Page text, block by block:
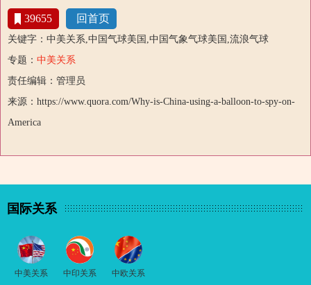
39655 回首页
关键字：中美关系,中国气球美国,中国气象气球美国,流浪气球
专题： 中美关系
责任编辑：管理员
来源：https://www.quora.com/Why-is-China-using-a-balloon-to-spy-on-
America
国际关系
中美关系 中印关系 中欧关系